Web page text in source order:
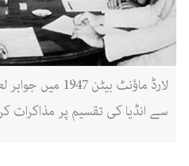
لارڈ ماؤنٹ بیٹن
سے انڈیا کی تقسیم پر مذاکرات